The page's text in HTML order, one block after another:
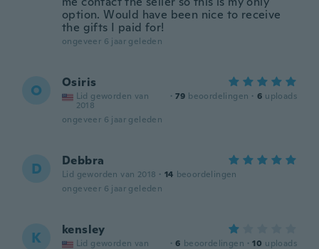
option. Would have been nice to receive
the gifts I paid for!
ongeveer 6 jaar geleden
O Osiris
Lid geworden van
2018
· 79 beoordelingen · 6 uploads
ongeveer 6 jaar geleden
D Debbra
Lid geworden van 2018 · 14 beoordelingen
ongeveer 6 jaar geleden
K kensley
Lid geworden van
· 6 beoordelingen · 10 uploads